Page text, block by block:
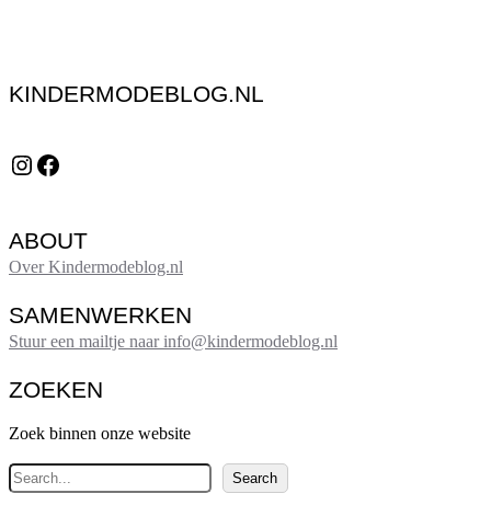
KINDERMODEBLOG.NL
Instagram Facebook
ABOUT
Over Kindermodeblog.nl
SAMENWERKEN
Stuur een mailtje naar info@kindermodeblog.nl
ZOEKEN
Zoek binnen onze website
Z
o
Search